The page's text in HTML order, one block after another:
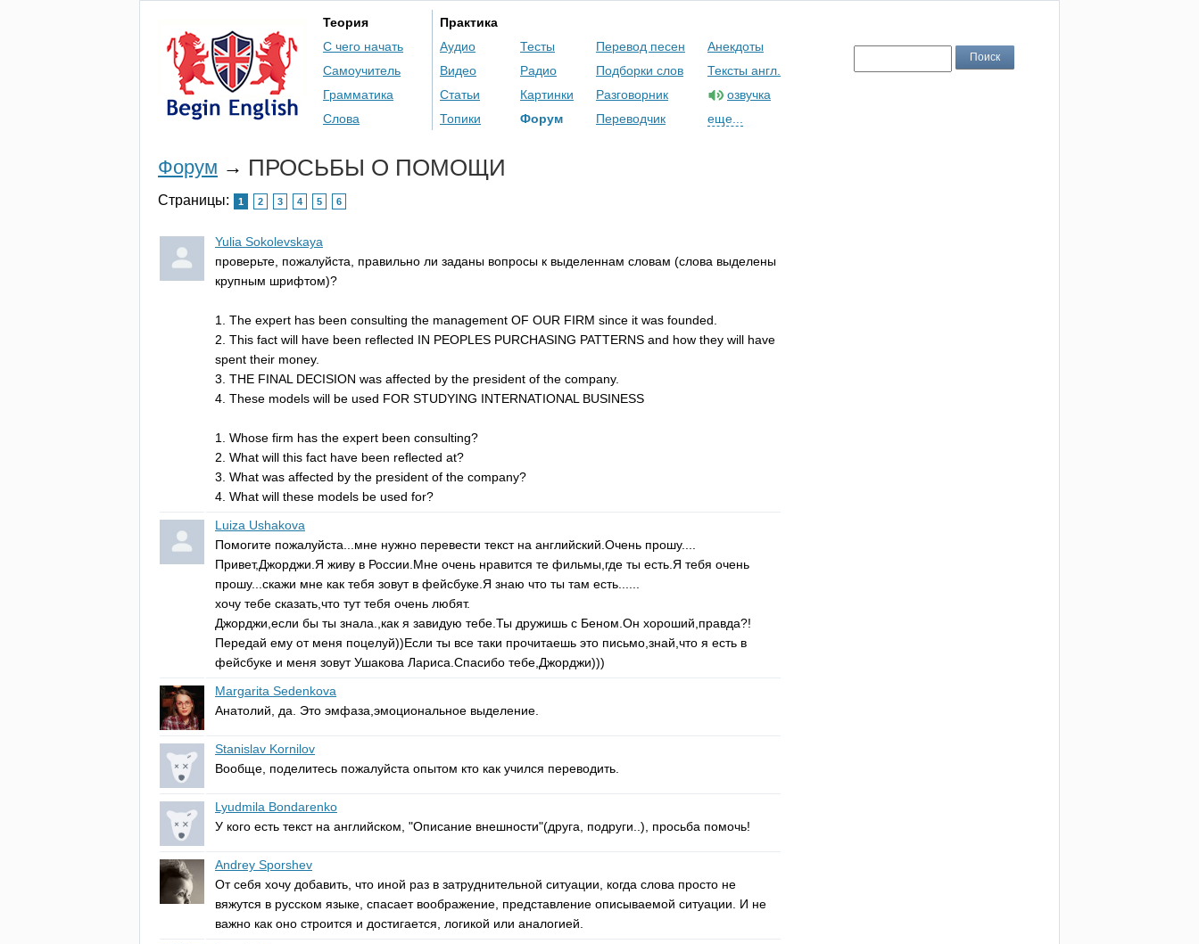
Теория
С чего начать
Самоучитель
Грамматика
Слова
Практика
Аудио
Видео
Статьи
Топики
Тесты
Радио
Картинки
Форум
Перевод песен
Подборки слов
Разговорник
Переводчик
Анекдоты
Тексты англ.
озвучка
еще...
Форум → ПРОСЬБЫ О ПОМОЩИ
Страницы: 1 2 3 4 5 6
Yulia Sokolevskaya
проверьте, пожалуйста, правильно ли заданы вопросы к выделеннам словам (слова выделены
крупным шрифтом)?
1. The expert has been consulting the management OF OUR FIRM since it was founded
2. This fact will have been reflected IN PEOPLES PURCHASING PATTERNS and how they will have
spent their money.
3. THE FINAL DECISION was affected by the president of the company.
4. These models will be used FOR STUDYING INTERNATIONAL BUSINESS
1. Whose firm has the expert been consulting?
2. What will this fact have been reflected at?
3. What was affected by the president of the company?
4. What will these models be used for?
Luiza Ushakova
Помогите пожалуйста...мне нужно перевести текст на английский.Очень прошу....
Привет,Джорджи.Я живу в России.Мне очень нравится те фильмы,где ты есть.Я тебя очень
прошу...скажи мне как тебя зовут в фейсбуке.Я знаю что ты там есть......
хочу тебе сказать,что тут тебя очень любят.
Джорджи,если бы ты знала.,как я завидую тебе.Ты дружишь с Беном.Он хороший,правда?!
Передай ему от меня поцелуй))Если ты все таки прочитаешь это письмо,знай,что я есть в
фейсбуке и меня зовут Ушакова Лариса.Спасибо тебе,Джорджи)))
Margarita Sedenkova
Анатолий, да. Это эмфаза,эмоциональное выделение.
Stanislav Kornilov
Вообще, поделитесь пожалуйста опытом кто как учился переводить.
Lyudmila Bondarenko
У кого есть текст на английском, "Описание внешности"(друга, подруги..), просьба помочь!
Andrey Sporshev
От себя хочу добавить, что иной раз в затруднительной ситуации, когда слова просто не
вяжутся в русском языке, спасает воображение, представление описываемой ситуации. И не
важно как оно строится и достигается, логикой или аналогией.